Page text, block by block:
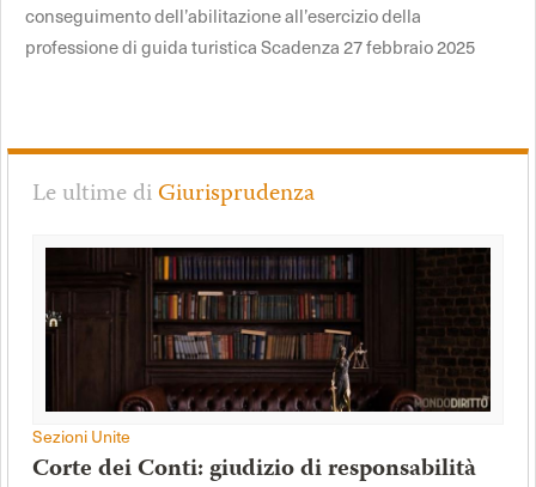
conseguimento dell’abilitazione all’esercizio della
professione di guida turistica Scadenza 27 febbraio 2025
Le ultime diGiurisprudenza
Sezioni Unite
Corte dei Conti: giudizio di responsabilità